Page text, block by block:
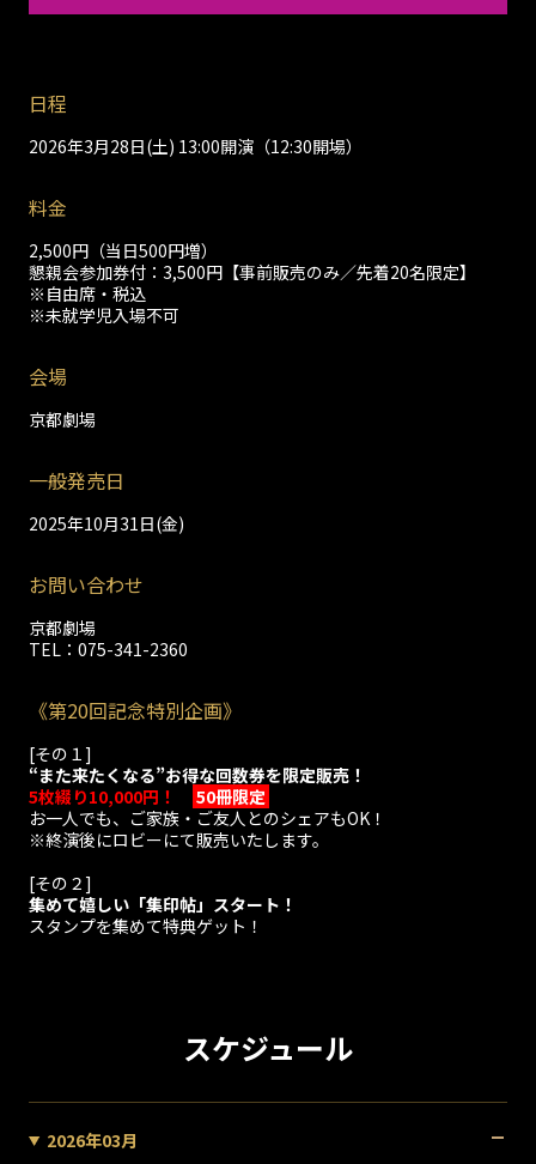
日程
2026年3月28日(土) 13:00開演（12:30開場）
料金
2,500円（当日500円増）
懇親会参加券付：3,500円【事前販売のみ／先着20名限定】
※自由席・税込
※未就学児入場不可
会場
京都劇場
一般発売日
2025年10月31日(金)
お問い合わせ
京都劇場
TEL：075-341-2360
《第20回記念特別企画》
[その１]
“また来たくなる”お得な回数券を限定販売！
5枚綴り10,000円！
50冊限定
お一人でも、ご家族・ご友人とのシェアもOK！
※終演後にロビーにて販売いたします。
[その２]
集めて嬉しい「集印帖」スタート！
スタンプを集めて特典ゲット！
スケジュール
2026年03月